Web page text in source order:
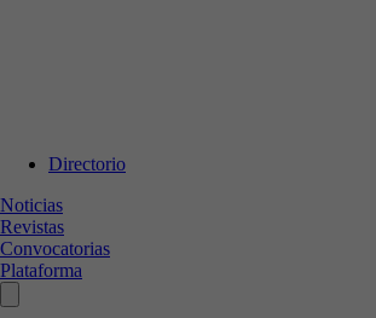
Directorio
Noticias
Revistas
Convocatorias
Plataforma